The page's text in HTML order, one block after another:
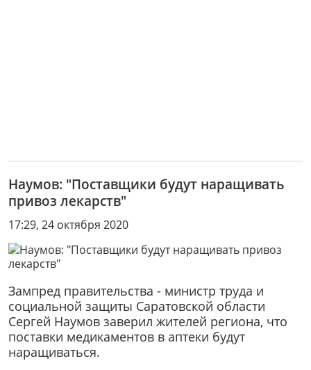
Наумов: "Поставщики будут наращивать
привоз лекарств"
17:29, 24 октября 2020
Зампред правительства - министр труда и
социальной защиты Саратовской области
Сергей Наумов заверил жителей региона, что
поставки медикаментов в аптеки будут
наращиваться.